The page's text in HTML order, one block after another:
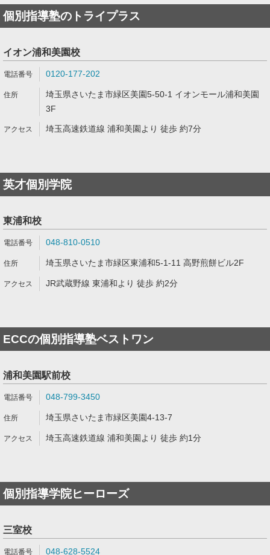
個別指導塾のトライプラス
イオン浦和美園校
0120-177-202
埼玉県さいたま市緑区美園5-50-1 イオンモール浦和美園
3F
埼玉高速鉄道線 浦和美園より 徒歩 約7分
英才個別学院
東浦和校
048-810-0510
埼玉県さいたま市緑区東浦和5-1-11 高野煎餅ビル2F
JR武蔵野線 東浦和より 徒歩 約2分
ECCの個別指導塾ベストワン
浦和美園駅前校
048-799-3450
埼玉県さいたま市緑区美園4-13-7
埼玉高速鉄道線 浦和美園より 徒歩 約1分
個別指導学院ヒーローズ
三室校
048-628-5524